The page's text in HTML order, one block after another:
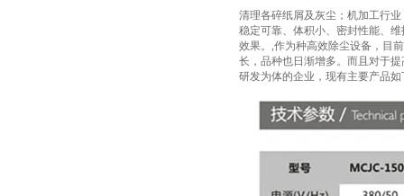
清理各碎纸屑及灰尘；机加工行
稳定可靠、体积小、密封性能、
效果。,作为种高效除尘设备，目
长，品种也日渐增多。而且对于
研发为体的企业，现有主要产品